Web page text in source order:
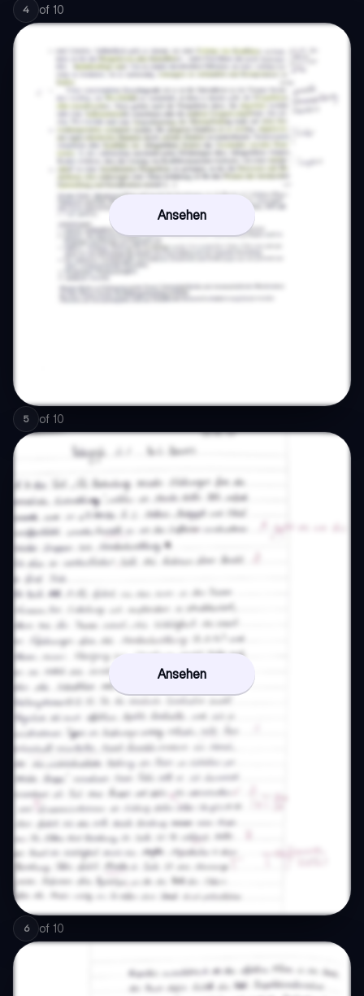
4 of 10
Ansehen
5 of 10
Ansehen
6 of 10